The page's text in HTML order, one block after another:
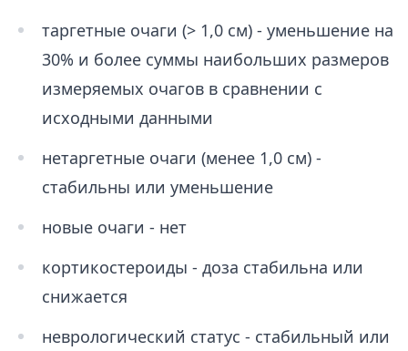
таргетные очаги (> 1,0 см) - уменьшение на
30% и более суммы наибольших размеров
измеряемых очагов в сравнении с
исходными данными
нетаргетные очаги (менее 1,0 см) -
стабильны или уменьшение
новые очаги - нет
кортикостероиды - доза стабильна или
снижается
неврологический статус - стабильный или